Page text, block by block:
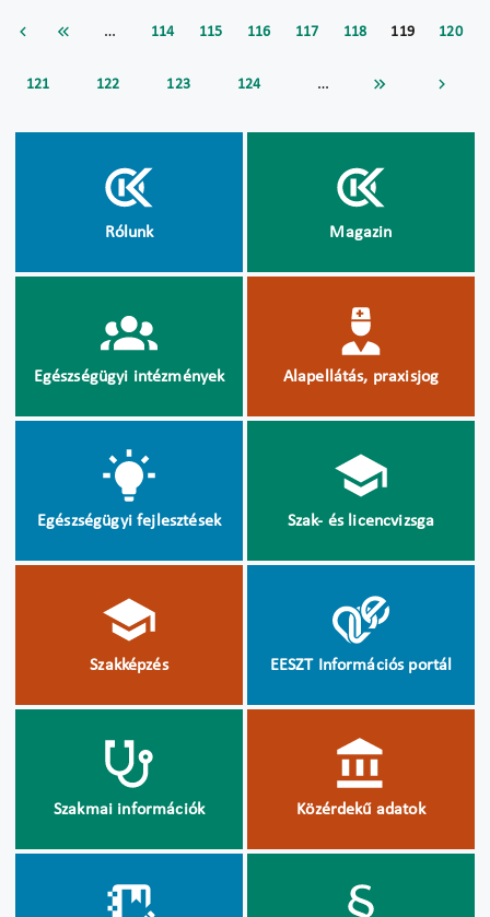
… 114 115 116 117 118 119 120
121 122 123 124 …
Rólunk Magazin
Egészségügyi intézmények Alapellátás, praxisjog
Egészségügyi fejlesztések Szak- és licencvizsga
Szakképzés EESZT Információs portál
Szakmai információk Közérdekű adatok